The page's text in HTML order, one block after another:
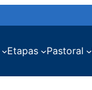
Etapas Pastoral